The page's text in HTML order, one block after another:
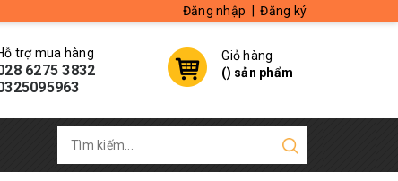
Đăng nhập Đăng ký
trợ mua hàng
6275 3832
Giỏ hàng
() sản phẩm